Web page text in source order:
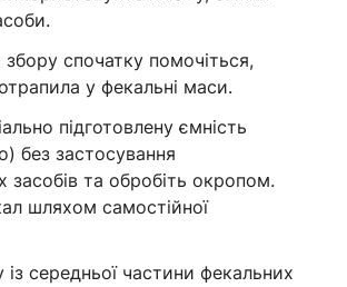
спочатку помочіться,
у фекальні маси.
підготовлену ємність
без застосування
засобів та обробіть окропом.
шляхом самостійної
із середньої частини фекальних